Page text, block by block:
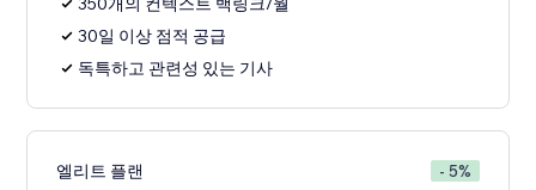
30일 이상 점적 공급
독특하고 관련성 있는 기사
엘리트 플랜 - 5%